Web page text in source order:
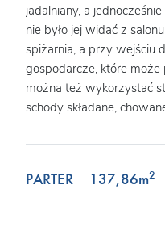
jadalniany, a
nie było jej widać z
spiżarnia, a przy wejściu
gospodarcze, które może
można też wykorzystać
schody składane,
PARTER 137,86m2